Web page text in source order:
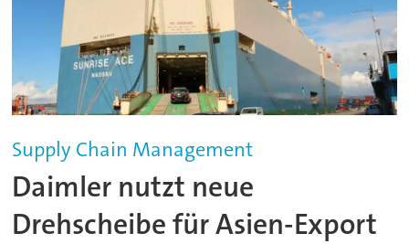
Supply Chain Management
Daimler nutzt neue
Drehscheibe für Asien-Export